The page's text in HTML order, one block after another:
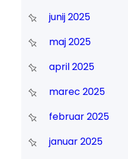
junij 2025
maj 2025
april 2025
marec 2025
februar 2025
januar 2025